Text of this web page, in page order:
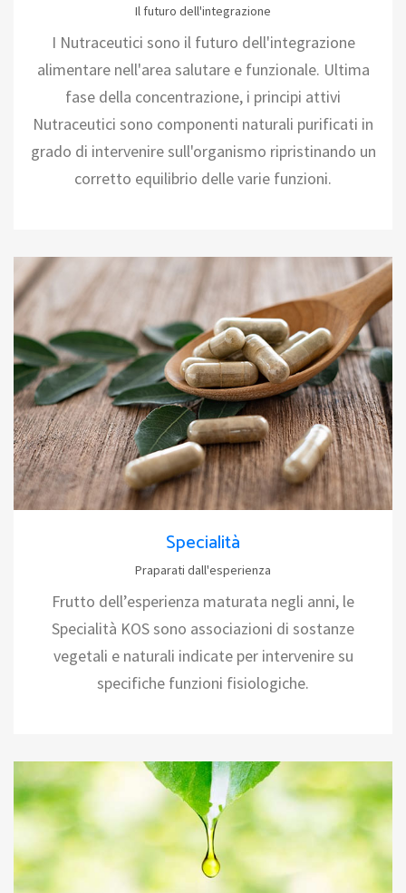
Il futuro dell'integrazione
I Nutraceutici sono il futuro dell'integrazione
alimentare nell'area salutare e funzionale. Ultima
fase della concentrazione, i principi attivi
Nutraceutici sono componenti naturali purificati in
grado di intervenire sull'organismo ripristinando un
corretto equilibrio delle varie funzioni.
Specialità
Praparati dall'esperienza
Frutto dell’esperienza maturata negli anni, le
Specialità KOS sono associazioni di sostanze
vegetali e naturali indicate per intervenire su
specifiche funzioni fisiologiche.